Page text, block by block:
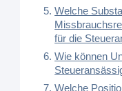
Welche
für die
Wie können
Welche